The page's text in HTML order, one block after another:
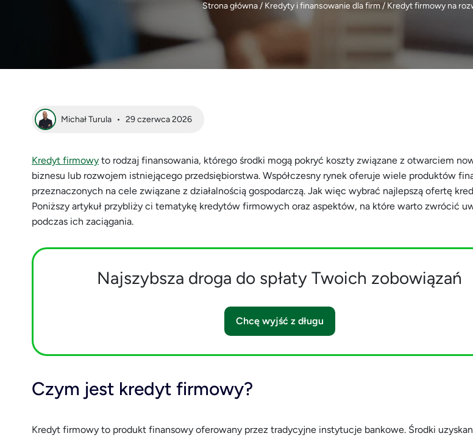
Strona główna/ Kredyty i finansowanie dla firm/ Kredyt firmowy na
Michał Turula • 29 czerwca 2026
Kredyt firmowy to rodzaj finansowania, którego środki mogą pokryć koszty związane z otwarciem
biznesu lub rozwojem istniejącego przedsiębiorstwa. Współczesny rynek oferuje wiele produktów
przeznaczonych na cele związane z działalnością gospodarczą. Jak więc wybrać najlepszą ofertę
Poniższy artykuł przybliży ci tematykę kredytów firmowych oraz aspektów, na które warto zwrócić
podczas ich zaciągania.
Najszybsza droga do spłaty Twoich zobowiązań
Chcę wyjść z długu
Czym jest kredyt firmowy?
Kredyt firmowy to produkt finansowy oferowany przez tradycyjne instytucje bankowe. Środki